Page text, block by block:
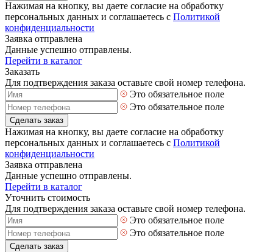
Нажимая на кнопку, вы даете согласие на обработку
персональных данных и соглашаетесь с Политикой
конфиденциальности
Заявка отправлена
Данные успешно отправлены.
Перейти в каталог
Заказать
Для подтверждения заказа оставьте свой номер телефона.
Это обязательное поле
Это обязательное поле
Сделать заказ
Нажимая на кнопку, вы даете согласие на обработку
персональных данных и соглашаетесь с Политикой
конфиденциальности
Заявка отправлена
Данные успешно отправлены.
Перейти в каталог
Уточнить стоимость
Для подтверждения заказа оставьте свой номер телефона.
Это обязательное поле
Это обязательное поле
Сделать заказ